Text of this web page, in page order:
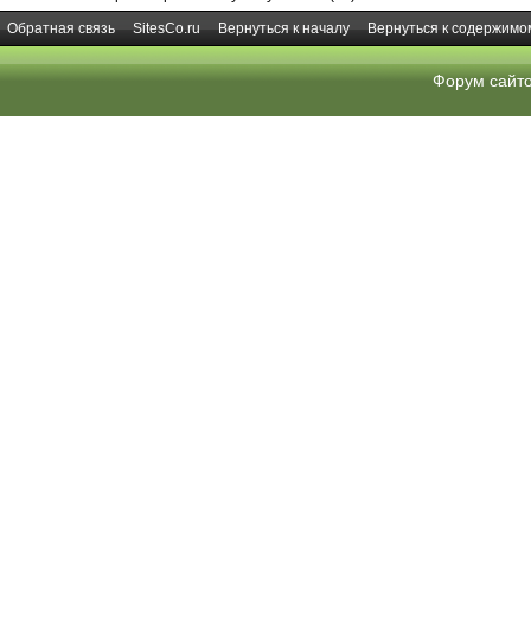
Обратная связь
SitesCo.ru Вернуться к началу Вернуться к
Форум